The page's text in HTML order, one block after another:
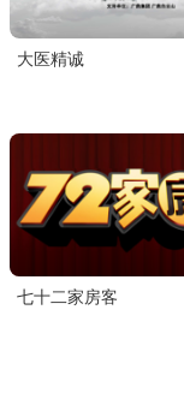
大医精诚
七十二家房客